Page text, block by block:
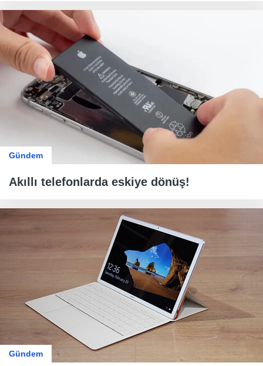
Gündem
Akıllı telefonlarda eskiye dönüş!
Gündem